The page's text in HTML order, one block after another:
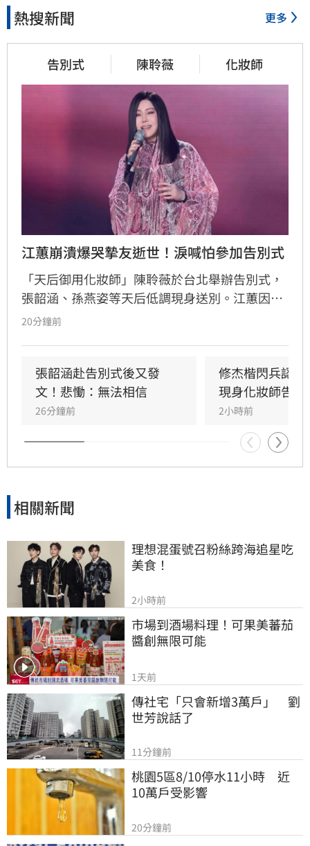
熱搜新聞 更多
告別式 陳聆薇 化妝師
江蕙崩潰爆哭摯友逝世！淚喊怕參加告別式
「天后御用化妝師」陳聆薇於台北舉辦告別式，
張韶涵、孫燕姿等天后低調現身送別。江蕙因人
在國外無法出席，委託經紀人代為致意。江蕙經
抗癌仍敬業工作，令曾有抗癌經驗的江蕙十分心
疼，如今遺憾好友離世。陳聆薇曾與眾多華語樂
壇巨星合作，打造無數經典造型，在演藝圈地位
崇高且人緣極佳，此次告別式眾星雲集，展現其
在幕後無可取代的重要性，演藝圈好友皆對這位
專業且溫暖的幕後推手表達最深切的懷念與不
20分鐘前
張韶涵赴告別式後又發
文！悲慟：無法相信
26分鐘前
修杰楷閃兵認
現身化妝師告別
2小時前
相關新聞
理想混蛋號召粉絲跨海追星吃
美食！
2小時前
市場到酒場料理！可果美蕃茄
醬創無限可能
1天前
傳社宅「只會新增3萬戶」　劉
世芳說話了
11分鐘前
桃園5區8/10停水11小時　近
10萬戶受影響
20分鐘前